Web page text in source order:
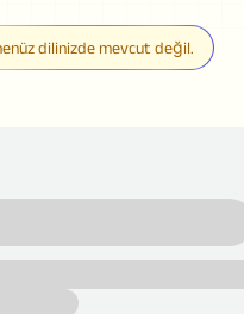
dilinizde mevcut değil.